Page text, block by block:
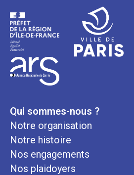
Qui sommes-nous ?
Notre organisation
Notre histoire
Nos engagements
Nos plaidoyers